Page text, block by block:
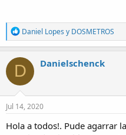
R
e
a
c
t
i
o
n
s
Daniel Lopes y DOSMETROS
D Danielschenck
Jul 14, 2020
Hola a todos!. Pude agarrar